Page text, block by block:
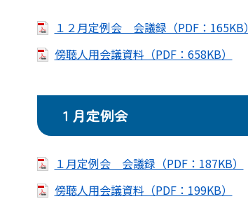
１２月定例会 会議録（PDF：165KB）
傍聴人用会議資料（PDF：658KB）
１月定例会
１月定例会 会議録（PDF：187KB）
傍聴人用会議資料（PDF：199KB）